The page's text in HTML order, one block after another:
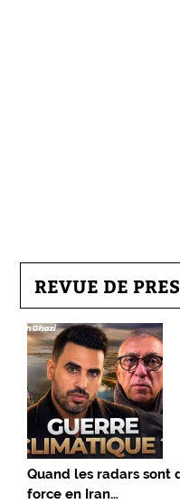
REVUE DE
Quand les radars sont
force en Iran…